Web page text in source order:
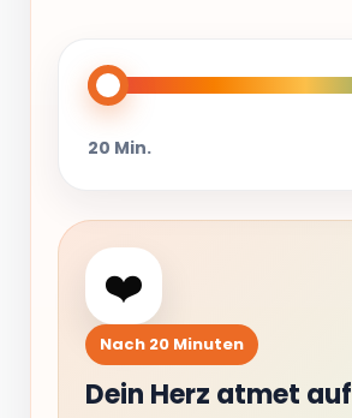
20 Min.
❤️
Nach 20 Minuten
Dein Herz atmet auf